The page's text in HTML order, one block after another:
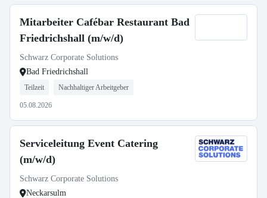
Mitarbeiter Cafébar Restaurant Bad
Friedrichshall (m/w/d)
Schwarz Corporate Solutions
Bad Friedrichshall
Teilzeit Nachhaltiger Arbeitgeber
05.08.2026
Serviceleitung Event Catering
(m/w/d)
Schwarz Corporate Solutions
Neckarsulm